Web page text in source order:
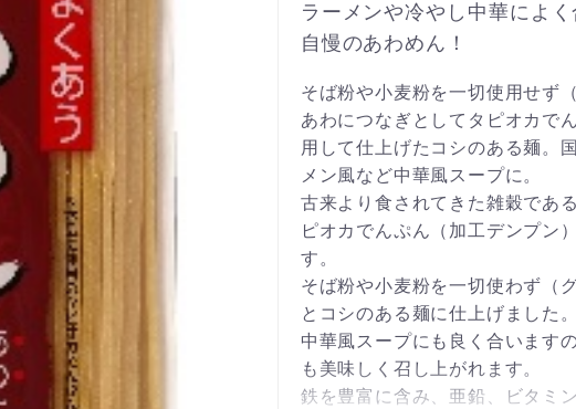
ラーメンや冷やし中華によ
自慢のあわめん！
そば粉や小麦粉を一切使用せず
あわにつなぎとしてタピオカで
用して仕上げたコシのある麺。
メン風など中華風スープに。
古来より食されてきた雑穀であ
ピオカでんぷん（加工デンプン
す。
そば粉や小麦粉を一切使わず（
とコシのある麺に仕上げました。
中華風スープにも良く合います
も美味しく召し上がれます。
鉄を豊富に含み、亜鉛、ビタミ